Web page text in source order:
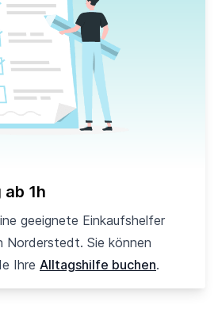
1h
geeignete Einkaufshelfer
Norderstedt. Sie können
Ihre Alltagshilfe buchen.